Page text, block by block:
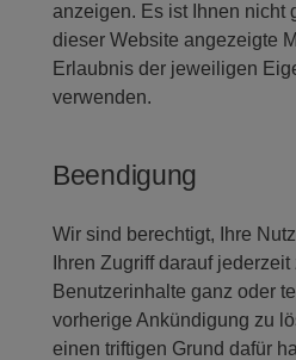
anzeigen. Es ist Ihnen nicht
dieser Website angezeigte
Erlaubnis der jeweiligen
verwenden.
Beendigung
Wir sind berechtigt, Ihre
Ihren Zugriff darauf
Benutzerinhalte ganz oder
vorherige Ankündigung zu
einen triftigen Grund dafür